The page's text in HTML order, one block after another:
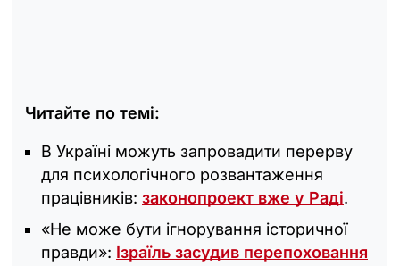
Читайте по темі:
В Україні можуть запровадити перерву
для психологічного розвантаження
працівників: законопроект вже у Раді.
«Не може бути ігнорування історичної
правди»: Ізраїль засудив перепоховання